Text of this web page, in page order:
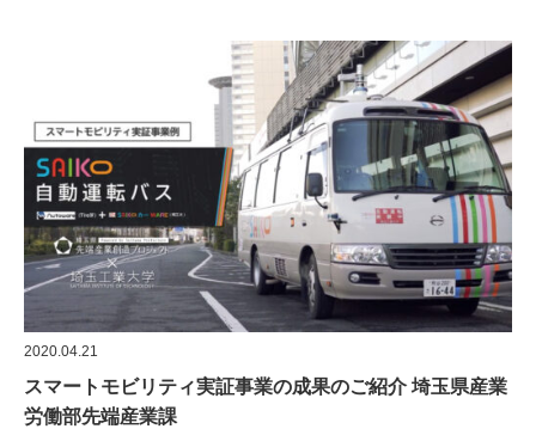
2020.04.21
スマートモビリティ実証事業の成果のご紹介 埼玉県産業
労働部先端産業課